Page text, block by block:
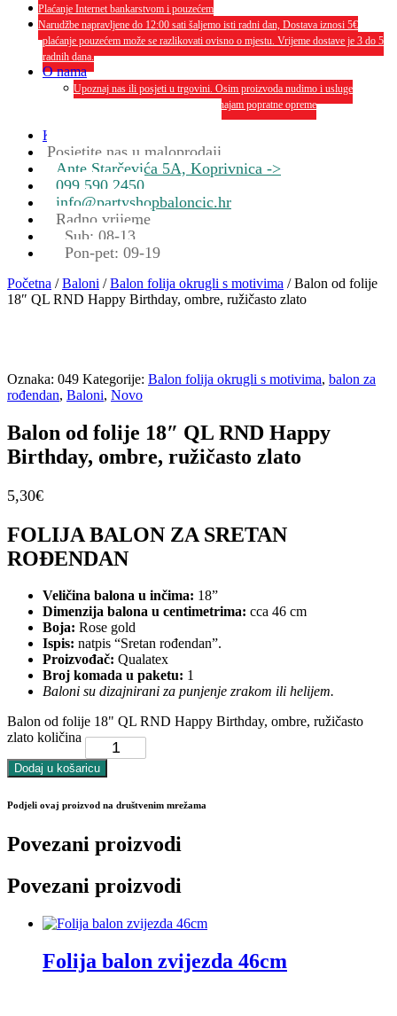
Plaćanje Internet bankarstvom i pouzećem
Narudžbe napravljene do 12:00 sati šaljemo isti radni dan, Dostava iznosi 5€
plaćanje pouzećem može se razlikovati ovisno o mjestu. Vrijeme dostave je 3 do 5
radnih dana.
O nama
Upoznaj nas ili posjeti u trgovini. Osim proizvoda nudimo i usluge
dekoriranja interijera i eksterija te najam popratne opreme
Kontakt
Posjetite nas u maloprodaji
Ante Starčevića 5A, Koprivnica ->
099 590 2450
info@partyshopbaloncic.hr
Radno vrijeme
Sub: 08-13
Pon-pet: 09-19
Početna /Baloni /Balon folija okrugli s motivima / Balon od folije
18″ QL RND Happy Birthday, ombre, ružičasto zlato
Oznaka: 049 Kategorije: Balon folija okrugli s motivima, balon za
rođendan, Baloni, Novo
Balon od folije 18″ QL RND Happy
Birthday, ombre, ružičasto zlato
5,30€
FOLIJA BALON ZA SRETAN
ROĐENDAN
Veličina balona u inčima: 18”
Dimenzija balona u centimetrima: cca 46 cm
Boja: Rose gold
Ispis: natpis “Sretan rođendan”.
Proizvođač: Qualatex
Broj komada u paketu: 1
Baloni su dizajnirani za punjenje zrakom ili helijem.
Balon od folije 18" QL RND Happy Birthday, ombre, ružičasto
zlato količina
Dodaj u košaricu
Podjeli ovaj proizvod na društvenim mrežama
Povezani proizvodi
Povezani proizvodi
Folija balon zvijezda 46cm